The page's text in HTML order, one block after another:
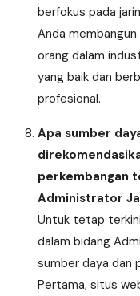
berfokus pada
Anda
orang dalam
yang baik dan
profesional.
Apa sumber
perkembangan
Administrator
Untuk tetap
dalam bidang
sumber daya dan
Pertama, situs